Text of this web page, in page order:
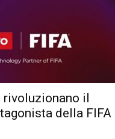
rivoluzionano il
della FIFA